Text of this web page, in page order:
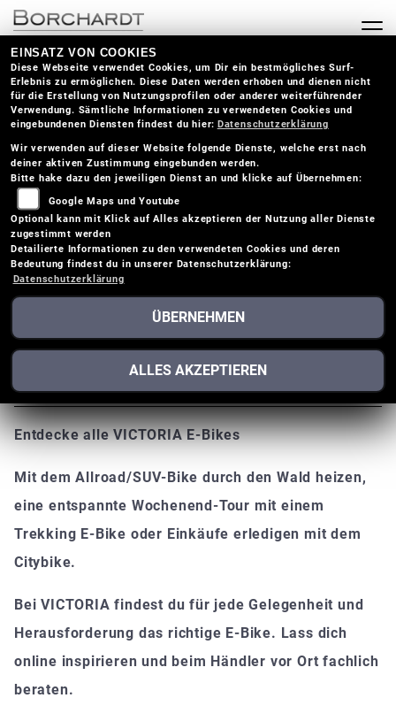
VICTORIA
Entdecke alle VICTORIA E-Bikes
Mit dem Allroad/SUV-Bike durch den Wald heizen,
eine entspannte Wochenend-Tour mit einem
Trekking E-Bike oder Einkäufe erledigen mit dem
Citybike.
Bei VICTORIA findest du für jede Gelegenheit und
Herausforderung das richtige E-Bike. Lass dich
online inspirieren und beim Händler vor Ort fachlich
beraten.
EINSATZ VON COOKIES
Diese Webseite verwendet Cookies, um Dir ein bestmögliches Surf-
Erlebnis zu ermöglichen. Diese Daten werden erhoben und dienen nicht
für die Erstellung von Nutzungsprofilen oder anderer weiterführender
Verwendung. Sämtliche Informationen zu verwendeten Cookies und
eingebundenen Diensten findest du hier: Datenschutzerklärung
Wir verwenden auf dieser Website folgende Dienste, welche erst nach
deiner aktiven Zustimmung eingebunden werden.
Bitte hake dazu den jeweiligen Dienst an und klicke auf Übernehmen:
Google Maps und Youtube
Optional kann mit Klick auf Alles akzeptieren der Nutzung aller Dienste
zugestimmt werden
Detailierte Informationen zu den verwendeten Cookies und deren
Bedeutung findest du in unserer Datenschutzerklärung:
Datenschutzerklärung
ÜBERNEHMEN
ALLES AKZEPTIEREN